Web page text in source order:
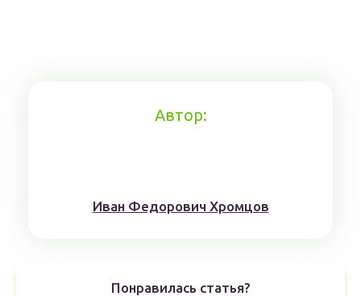
Автор:
Иван Федорович Хромцов
Понравилась статья?